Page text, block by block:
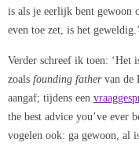
is als je eerlijk bent gewoon
even toe zet, is het geweldig.’
Verder schreef ik toen: ‘Het
zoals founding fathervan de
aangaf; tijdens een
the best advice you’ve ever
vogelen ook: ga gewoon, al